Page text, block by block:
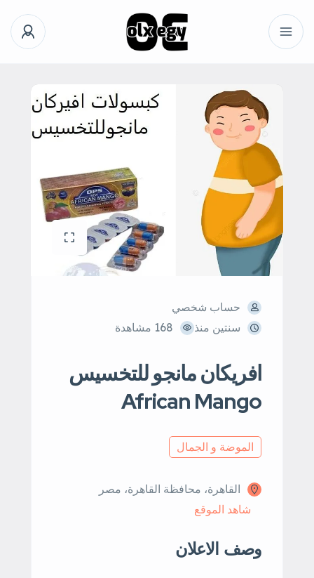
حساب شخصي
سنتين منذ
168 مشاهدة
افريكان مانجو للتخسيس
African Mango
الموضة و الجمال
القاهرة، محافظة القاهرة‬، مصر
شاهد الموقع
وصف الاعلان